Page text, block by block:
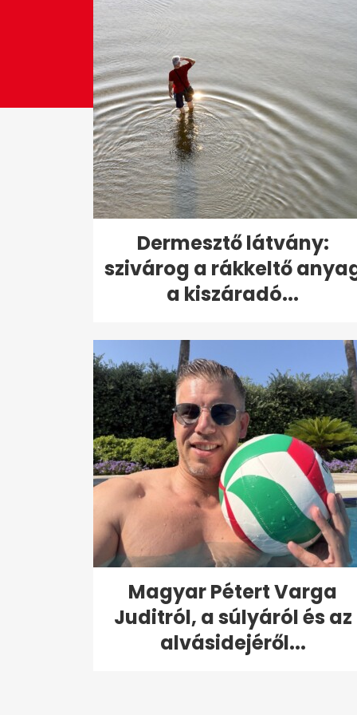
Dermesztő látvány:
szivárog a rákkeltő
a kiszáradó...
Magyar Pétert Varga
Juditról, a súlyáról és az
alvásidejéről...